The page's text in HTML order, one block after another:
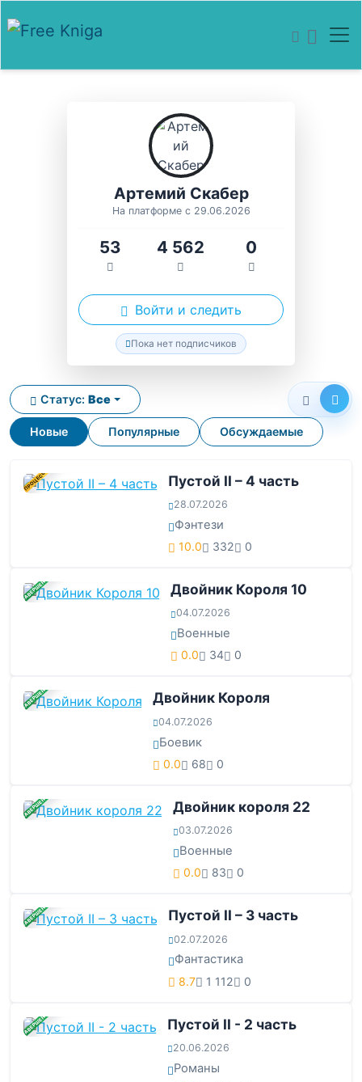
Артемий Скабер
На платформе с 29.06.2026
53 4 562 0
Войти и следить
Пока нет подписчиков
Новые Популярные Обсуждаемые
Статус: Все
В ПРОЦЕССЕ Пустой II – 4 часть
28.07.2026
Фэнтези
10.0 332 0
ЗАВЕРШЕНА Двойник Короля 10
04.07.2026
Военные
0.0 34 0
ЗАВЕРШЕНА Двойник Короля
04.07.2026
Боевик
0.0 68 0
ЗАВЕРШЕНА Двойник короля 22
03.07.2026
Военные
0.0 83 0
ЗАВЕРШЕНА Пустой II – 3 часть
02.07.2026
Фантастика
8.7 1 112 0
ЗАВЕРШЕНА Пустой II - 2 часть
20.06.2026
Романы